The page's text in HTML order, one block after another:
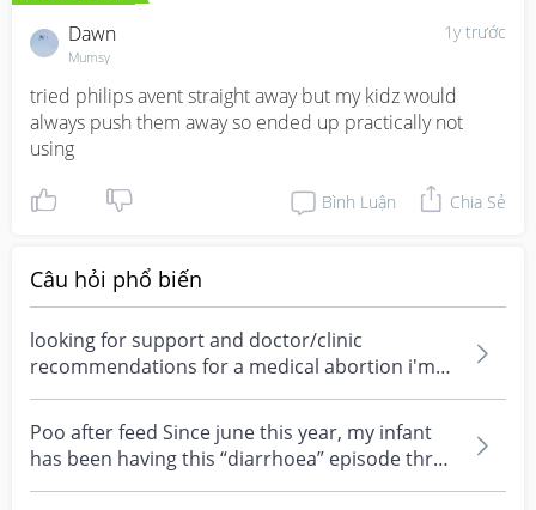
1y trước
Dawn
Mumsy
tried philips avent straight away but my kidz would
always push them away so ended up practically not
using
Bình Luận Chia Sẻ
Câu hỏi phổ biến
looking for support and doctor/clinic
recommendations for a medical abortion i'm
feeling really over...
Poo after feed Since june this year, my infant
has been having this “diarrhoea” episode three
times....